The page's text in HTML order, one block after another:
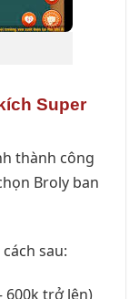
Super
thành công
Broly ban
sau:
600k trở lên)